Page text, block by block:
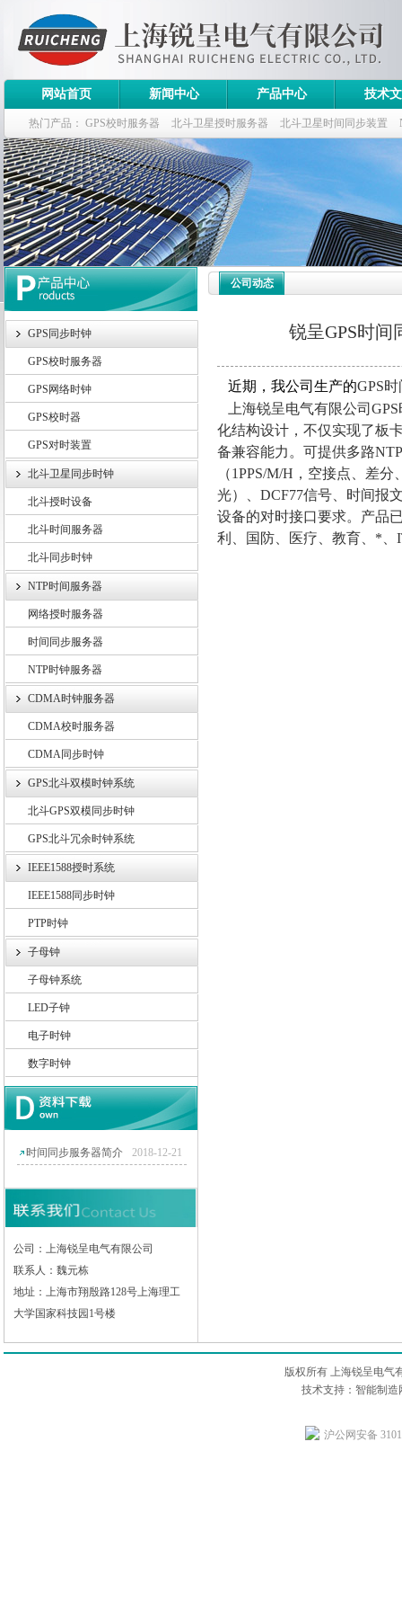
上海锐呈电气有限公司
网站首页 新闻中心 产品中心 技术
热门产品： GPS校时服务器 北斗卫星授时服务器 北斗卫星时间同步装置
斗卫星同步时钟指标
GPS同步时钟
GPS校时服务器
GPS网络时钟
GPS校时器
GPS对时装置
北斗卫星同步时钟
北斗授时设备
北斗时间服务器
北斗同步时钟
NTP时间服务器
网络授时服务器
时间同步服务器
NTP时钟服务器
CDMA时钟服务器
CDMA校时服务器
CDMA同步时钟
GPS北斗双模时钟系统
北斗GPS双模同步时钟
GPS北斗冗余时钟系统
IEEE1588授时系统
IEEE1588同步时钟
PTP时钟
子母钟
子母钟系统
LED子钟
电子时钟
数字时钟
时间同步服务器简介 2018-12-21
公司：上海锐呈电气有限公司
联系人：魏元栋
地址：上海市翔殷路128号上海理工
大学国家科技园1号楼
公司动态
锐呈GPS时
近期，我公司生产的GPS时
上海锐呈电气有限公司 GPS
化结构设计，不仅实现了板
备兼容能力。可提供多路
（1PPS/M/H，空接点、差
光）、DCF77信号、时间报
设备的对时接口要求。产品
利、国防、医疗、教育、*
版权所有 上海锐呈电气
技术支持：智能制造
沪公网安备